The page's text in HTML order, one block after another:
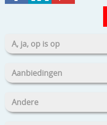
A, ja, op is op
Aanbiedingen
Andere